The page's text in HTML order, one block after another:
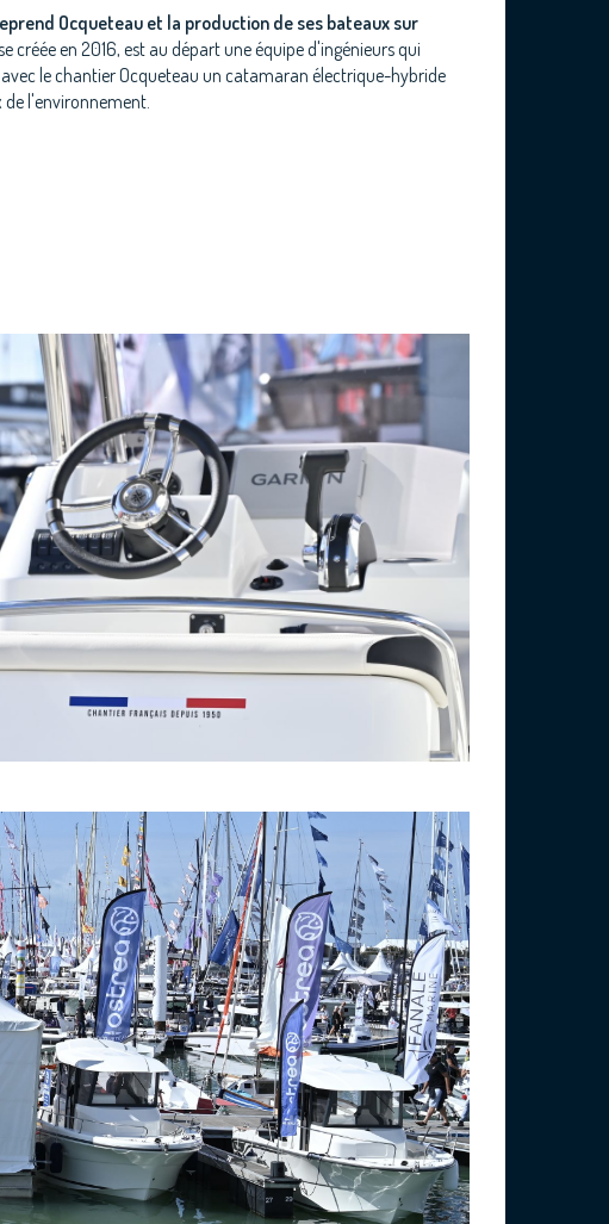
Ocqueteau et la production de ses bateaux sur
créée en 2016, est au départ une équipe d'ingénieurs qui
le chantier Ocqueteau un catamaran électrique-hybride
l'environnement.